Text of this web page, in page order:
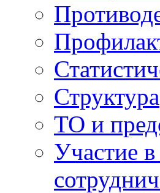
Структура
ТО и
Участие